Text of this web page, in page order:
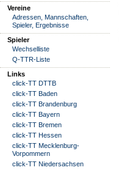
Vereine
Adressen, Mannschaften,
Spieler, Ergebnisse
Spieler
Wechselliste
Q-TTR-Liste
Links
click-TT DTTB
click-TT Baden
click-TT Brandenburg
click-TT Bayern
click-TT Bremen
click-TT Hessen
click-TT Mecklenburg-
Vorpommern
click-TT Niedersachsen